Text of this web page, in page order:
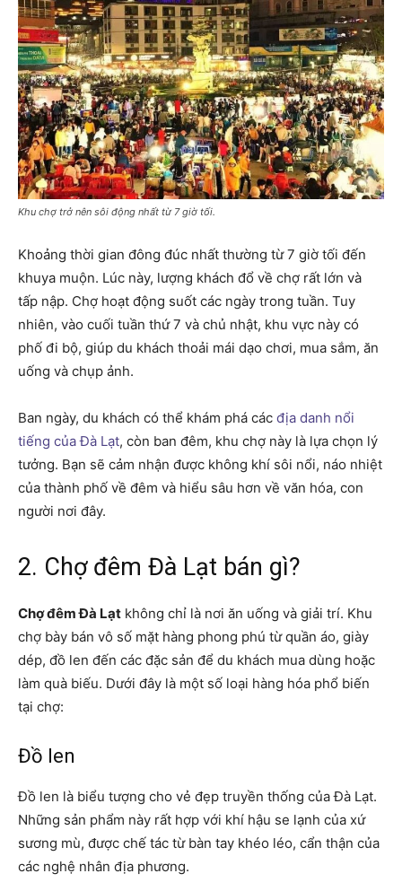
Khu chợ trở nên sôi động nhất từ 7 giờ tối.
Khoảng thời gian đông đúc nhất thường từ 7 giờ tối đến
khuya muộn. Lúc này, lượng khách đổ về chợ rất lớn và
tấp nập. Chợ hoạt động suốt các ngày trong tuần. Tuy
nhiên, vào cuối tuần thứ 7 và chủ nhật, khu vực này có
phố đi bộ, giúp du khách thoải mái dạo chơi, mua sắm, ăn
uống và chụp ảnh.
Ban ngày, du khách có thể khám phá các địa danh nổi
tiếng của Đà Lạt, còn ban đêm, khu chợ này là lựa chọn lý
tưởng. Bạn sẽ cảm nhận được không khí sôi nổi, náo nhiệt
của thành phố về đêm và hiểu sâu hơn về văn hóa, con
người nơi đây.
2. Chợ đêm Đà Lạt bán gì?
Chợ đêm Đà Lạt không chỉ là nơi ăn uống và giải trí. Khu
chợ bày bán vô số mặt hàng phong phú từ quần áo, giày
dép, đồ len đến các đặc sản để du khách mua dùng hoặc
làm quà biếu. Dưới đây là một số loại hàng hóa phổ biến
tại chợ:
Đồ len
Đồ len là biểu tượng cho vẻ đẹp truyền thống của Đà Lạt.
Những sản phẩm này rất hợp với khí hậu se lạnh của xứ
sương mù, được chế tác từ bàn tay khéo léo, cẩn thận của
các nghệ nhân địa phương.